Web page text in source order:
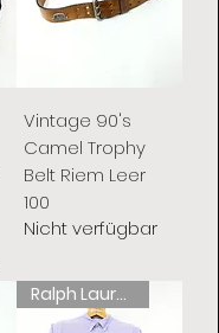
Vintage 90's
Camel Trophy
Belt Riem Leer
100
Nicht verfügbar
Ralph Lauren